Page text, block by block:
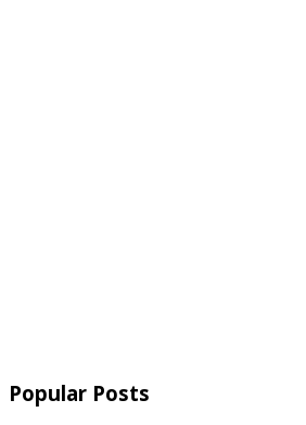
Popular Posts